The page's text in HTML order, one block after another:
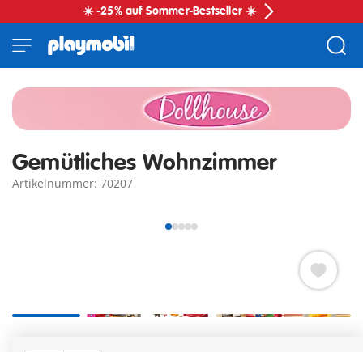
☀️ -25% auf Sommer-Bestseller ☀️
Gemütliches Wohnzimmer
Artikelnummer: 70207